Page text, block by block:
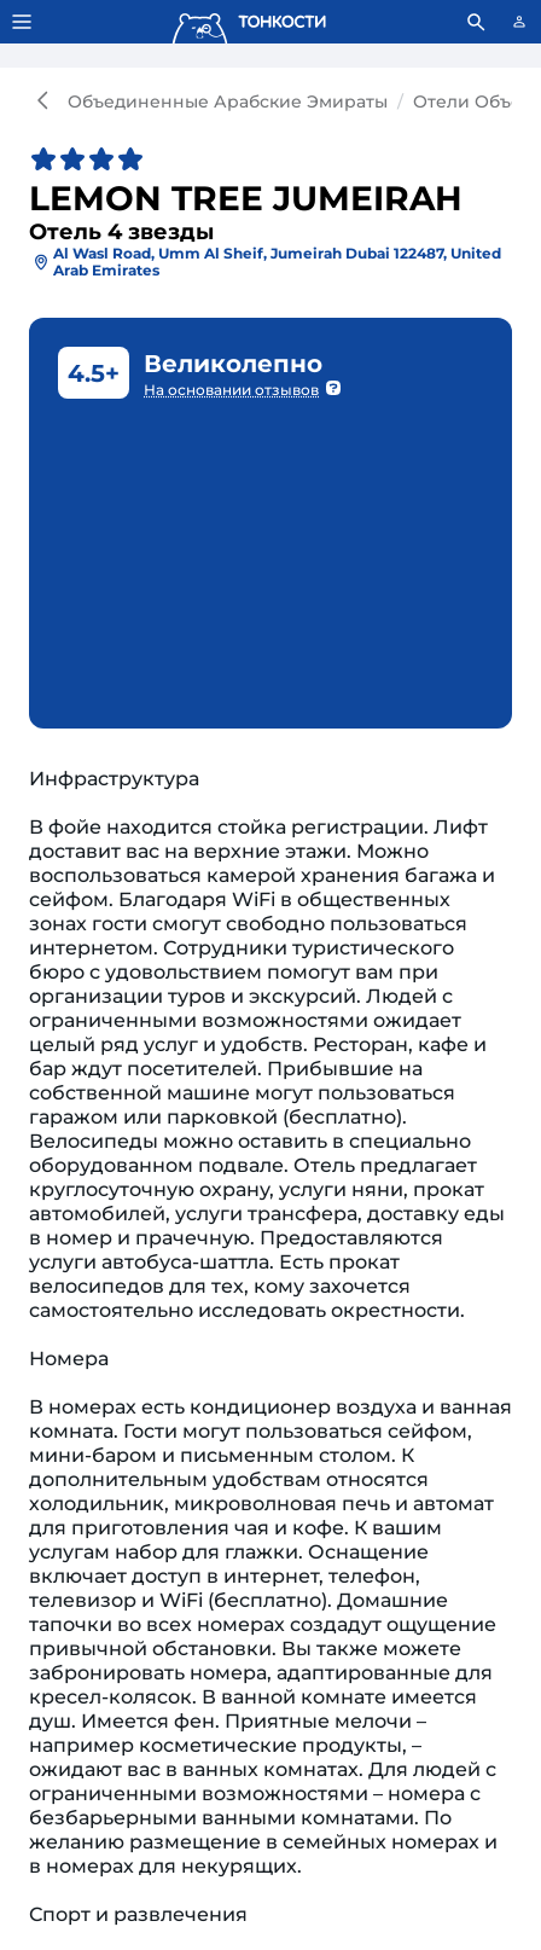
Тонкости используют сookie-файлы. Что это значит?
Объединенные Арабские Эмираты Отели
LEMON TREE JUMEIRAH
Отель 4 звезды
Al Wasl Road, Umm Al Sheif, Jumeirah Dubai 122487, United
Arab Emirates
4.5+ Великолепно
На основании отзывов
Инфраструктура
В фойе находится стойка регистрации. Лифт
доставит вас на верхние этажи. Можно
воспользоваться камерой хранения багажа и
сейфом. Благодаря WiFi в общественных
зонах гости смогут свободно пользоваться
интернетом. Сотрудники туристического
бюро с удовольствием помогут вам при
организации туров и экскурсий. Людей с
ограниченными возможностями ожидает
целый ряд услуг и удобств. Ресторан, кафе и
бар ждут посетителей. Прибывшие на
собственной машине могут пользоваться
гаражом или парковкой (бесплатно).
Велосипеды можно оставить в специально
оборудованном подвале. Отель предлагает
круглосуточную охрану, услуги няни, прокат
автомобилей, услуги трансфера, доставку еды
в номер и прачечную. Предоставляются
услуги автобуса-шаттла. Есть прокат
велосипедов для тех, кому захочется
самостоятельно исследовать окрестности.
Номера
В номерах есть кондиционер воздуха и ванная
комната. Гости могут пользоваться сейфом,
мини-баром и письменным столом. К
дополнительным удобствам относятся
холодильник, микроволновая печь и автомат
для приготовления чая и кофе. К вашим
услугам набор для глажки. Оснащение
включает доступ в интернет, телефон,
телевизор и WiFi (бесплатно). Домашние
тапочки во всех номерах создадут ощущение
привычной обстановки. Вы также можете
забронировать номера, адаптированные для
кресел-колясок. В ванной комнате имеется
душ. Имеется фен. Приятные мелочи –
например косметические продукты, –
ожидают вас в ванных комнатах. Для людей с
ограниченными возможностями – номера с
безбарьерными ванными комнатами. По
желанию размещение в семейных номерах и
в номерах для некурящих.
Спорт и развлечения